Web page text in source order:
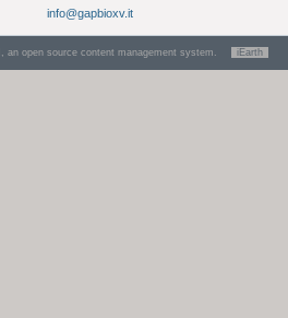
info@gapbioxv.it
, an open source content management system. iEarth